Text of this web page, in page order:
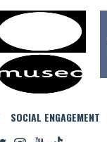
SOCIAL ENGAGEMENT